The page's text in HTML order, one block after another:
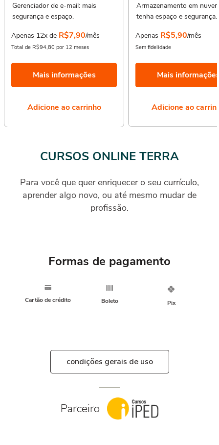
Gerenciador de e-mail: mais
segurança e espaço.
Apenas 12x de R$7,90/mês
Total de R$94,80 por 12 meses
Mais informações
Adicione ao carrinho
Armazenamento em
tenha espaço e segurança.
Apenas R$5,90/mês
Sem fidelidade
Mais
Adicione ao
CURSOS ONLINE TERRA
Para você que quer enriquecer o seu currículo,
aprender algo novo, ou até mesmo mudar de
profissão.
Formas de pagamento
Cartão de crédito Boleto Pix
condições gerais de uso
Parceiro